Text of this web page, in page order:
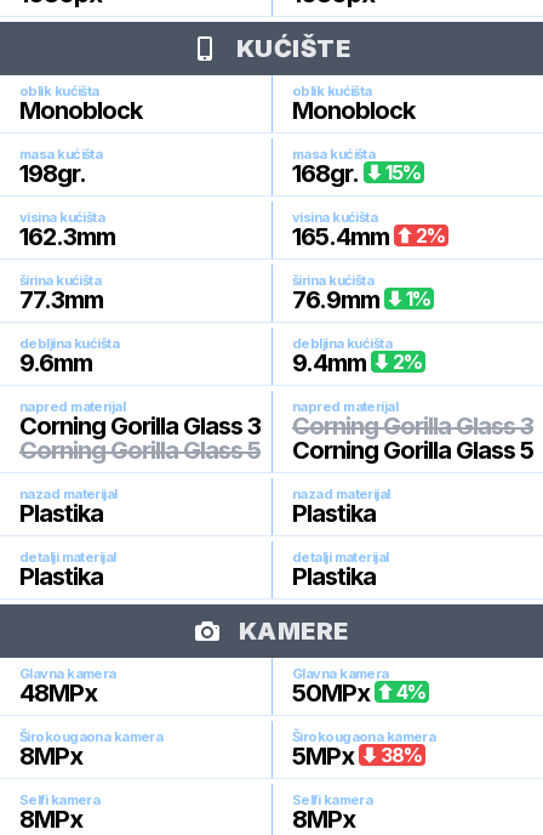
KUĆIŠTE
oblik kućišta
Monoblock
oblik kućišta
Monoblock
masa kućišta
198gr.
masa kućišta
168gr. 15%
visina kućišta
162.3mm
visina kućišta
165.4mm 2%
širina kućišta
77.3mm
širina kućišta
76.9mm 1%
debljina kućišta
9.6mm
debljina kućišta
9.4mm 2%
napred materijal
Corning Gorilla Glass 3
Corning Gorilla Glass 5
napred materijal
Corning Gorilla Glass 3
Corning Gorilla Glass 5
nazad materijal
Plastika
nazad materijal
Plastika
detalji materijal
Plastika
detalji materijal
Plastika
KAMERE
Glavna kamera
48MPx
Glavna kamera
50MPx 4%
Širokougaona kamera
8MPx
Širokougaona kamera
5MPx 38%
Selfi kamera
8MPx
Selfi kamera
8MPx